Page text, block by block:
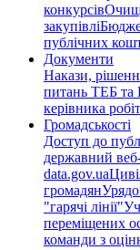
конкурсів
закупівлі
публічних
Документи
Накази,
питань ТЕБ та
керівника
Громадськості
Доступ до
державний
data.gov.ua
громадян
"гарячі лінії"
переміщених
команди з